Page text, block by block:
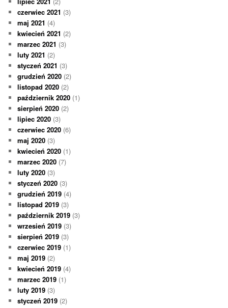
czerwiec 2021 (3)
maj 2021 (4)
kwiecień 2021 (2)
marzec 2021 (3)
luty 2021 (2)
styczeń 2021 (3)
grudzień 2020 (2)
listopad 2020 (2)
październik 2020 (1)
sierpień 2020 (2)
lipiec 2020 (3)
czerwiec 2020 (6)
maj 2020 (3)
kwiecień 2020 (1)
marzec 2020 (7)
luty 2020 (3)
styczeń 2020 (3)
grudzień 2019 (4)
listopad 2019 (3)
październik 2019 (3)
wrzesień 2019 (3)
sierpień 2019 (3)
czerwiec 2019 (1)
maj 2019 (2)
kwiecień 2019 (4)
marzec 2019 (1)
luty 2019 (3)
styczeń 2019 (2)